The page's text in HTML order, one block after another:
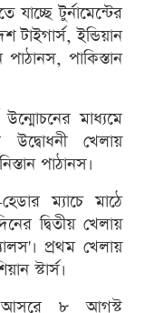
টুর্নামেন্টের
ইন্ডিয়ান
পাঠানস, পাকিস্তান
মাধ্যমে
উদ্বোধনী খেলায়
পাঠানস।
ম্যাচে মাঠে
দ্বিতীয় খেলায়
প্রথম খেলায়
স্টার্স।
আসরে ৮ আগস্ট